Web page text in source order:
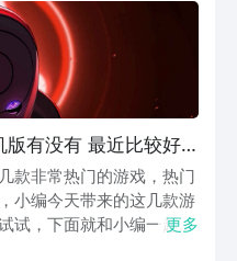
有没有 最近比较好
款非常热门的游戏，热门
小编今天带来的这几款游
试，下面就和小编一起来
一款，喜欢就下载体验。
更多